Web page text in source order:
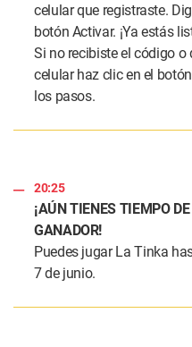
celular que registraste.
botón Activar. ¡Ya estás
Si no recibiste el código
celular haz clic en el
los pasos.
20:25
¡AÚN TIENES TIEMPO
GANADOR!
Puedes jugar La Tinka
7 de junio.